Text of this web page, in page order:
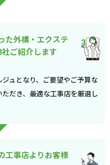
た外構・エクステ
ご紹介します
ュとなり、ご要望やご予算な
だき、最適な工事店を厳選し
工事店よりお客様